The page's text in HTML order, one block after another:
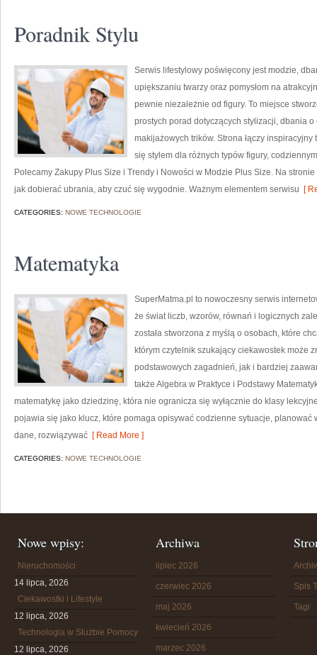
Poradnik Stylu
Serwis lifestylowy poświęcony jest modzie,
upiększaniu twarzy oraz pomysłom na
pewnie niezależnie od figury. To miejsce
prostych porad dotyczących stylizacji, dbania
makijażowych trików. Strona łączy
się stylem dla różnych typów figury,
Polecamy Zakupy Plus Size i Trendy i Nowości w Modzie Plus Size. Na
jak dobierać ubrania, aby czuć się wygodnie. Ważnym elementem serwisu [
CATEGORIES: NOWE TECHNOLOGIE
Matematyka
SuperMatma.pl to nowoczesny serwis
że świat liczb, wzorów, równań i logicznych
została stworzona z myślą o osobach, które
którym czytelnik szukający ciekawostek może
podstawowych zagadnień, jak i bardziej
także Algebra w Praktyce i Podstawy
matematykę jako dziedzinę, która nie ogranicza się wyłącznie do klasy
pojawia się jako klucz, które pomaga opisywać codzienne sytuacje,
dane, rozwiązywać [ Read More ]
CATEGORIES: NOWE TECHNOLOGIE
Nowe wpisy:
Nieruchomości
14 lipca, 2026
Ciekawostki i Lifestyle
12 lipca, 2026
Technologia w Służbie Pomocy
12 lipca, 2026
Archiwa
lipiec 2026
czerwiec 2026
maj 2026
kwiecień 2026
marzec 2026
Spis
Tagi